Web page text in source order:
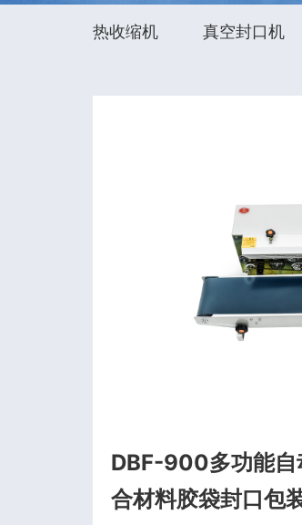
热收缩机 真空封口机
DBF-900多功能自
合材料胶袋封口包